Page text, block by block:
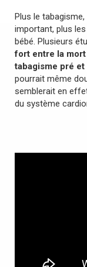
Plus le
important, plus
bébé. Plusieurs
fort entre la
tabagisme pré et
pourrait même
semblerait en
du système